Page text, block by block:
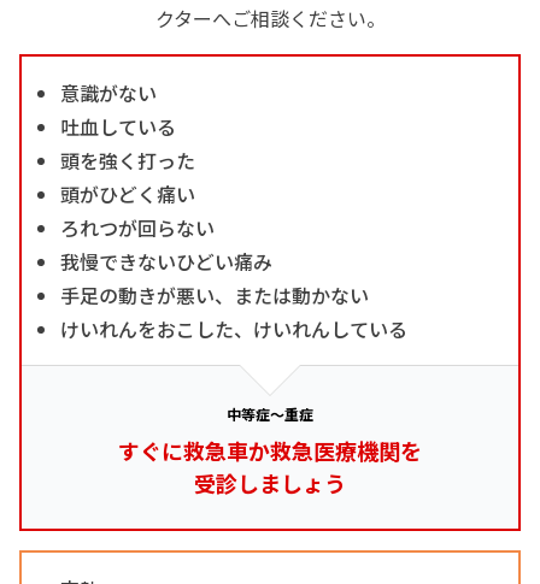
クターへご相談ください。
意識がない
吐血している
頭を強く打った
頭がひどく痛い
ろれつが回らない
我慢できないひどい痛み
手足の動きが悪い、または動かない
けいれんをおこした、けいれんしている
中等症～重症
すぐに救急車か救急医療機関を
受診しましょう